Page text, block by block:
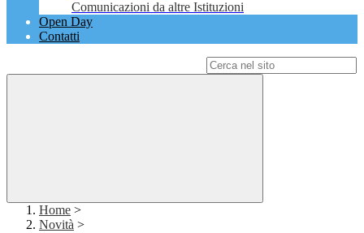
Comunicazioni da altre Istituzioni
Open Day
Contatti
Home >
Novità >